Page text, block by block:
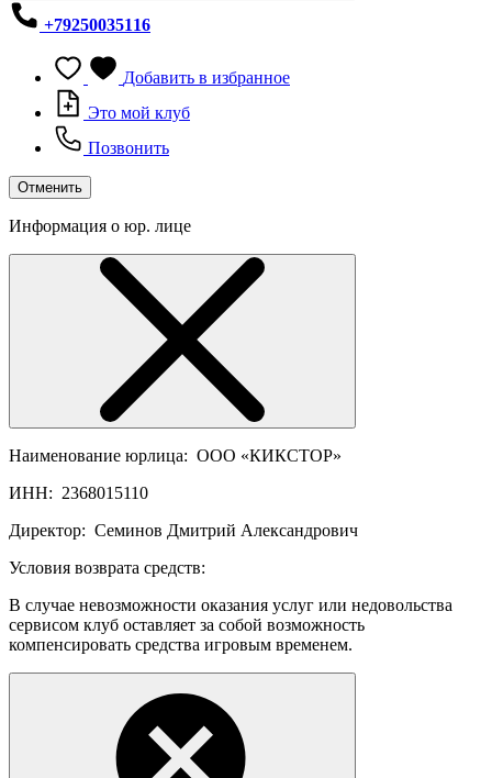
+79250035116
Добавить в избранное
Это мой клуб
Позвонить
Отменить
Информация о юр. лице
Наименование юрлица: ООО «КИКСТОР»
ИНН: 2368015110
Директор: Семинов Дмитрий Александрович
Условия возврата средств:
В случае невозможности оказания услуг или недовольства
сервисом клуб оставляет за собой возможность
компенсировать средства игровым временем.